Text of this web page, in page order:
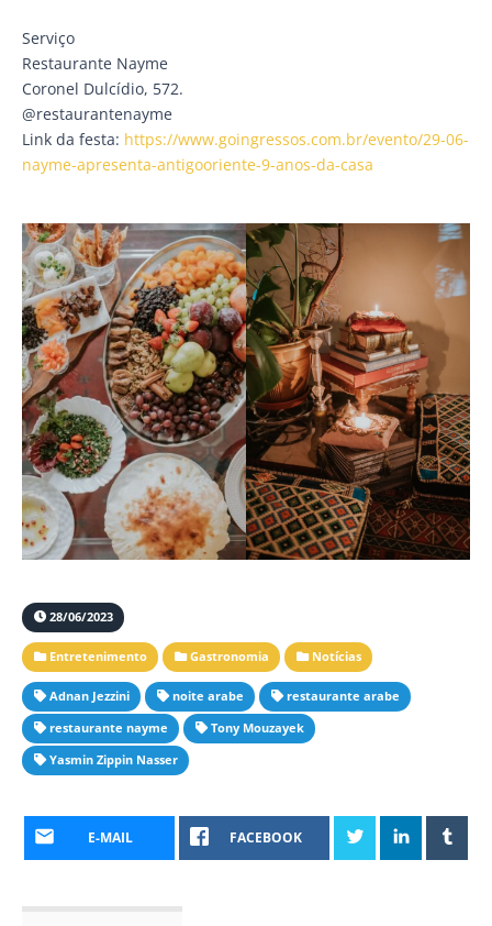
Serviço
Restaurante Nayme
Coronel Dulcídio, 572.
@restaurantenayme
Link da festa: https://www.goingressos.com.br/evento/29-06-
nayme-apresenta-antigooriente-9-anos-da-casa
28/06/2023
Entretenimento Gastronomia Notícias
Adnan Jezzini noite arabe
restaurante arabe
restaurante nayme
Tony Mouzayek
Yasmin Zippin Nasser
E-MAIL FACEBOOK